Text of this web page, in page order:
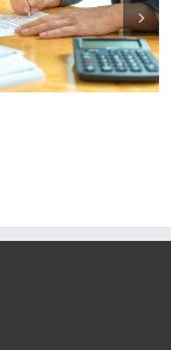
Crecer vs Escalar:
¿cuál necesita
empresa?